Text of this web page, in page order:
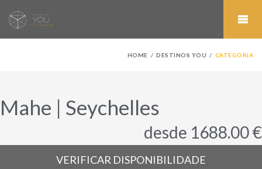
HOME DESTINOS YOU CATEGORIA
Mahe | Seychelles
desde 1688.00 €
VERIFICAR DISPONIBILIDADE